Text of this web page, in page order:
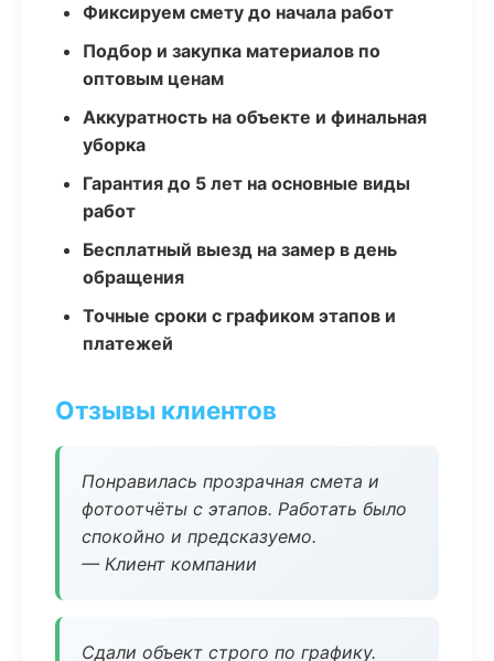
Фиксируем смету до начала работ
Подбор и закупка материалов по
оптовым ценам
Аккуратность на объекте и финальная
уборка
Гарантия до 5 лет на основные виды
работ
Бесплатный выезд на замер в день
обращения
Точные сроки с графиком этапов и
платежей
Отзывы клиентов
Понравилась прозрачная смета и
фотоотчёты с этапов. Работать было
спокойно и предсказуемо.
— Клиент компании
Сдали объект строго по графику.